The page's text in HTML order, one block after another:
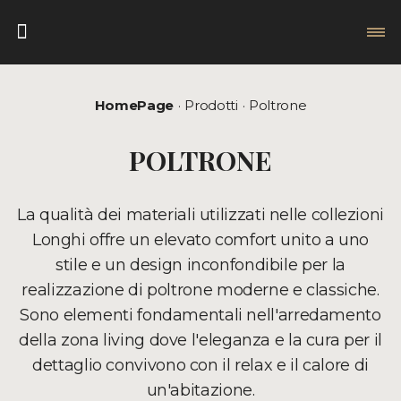
HomePage Prodotti Poltrone
POLTRONE
La qualità dei materiali utilizzati nelle collezioni
Longhi offre un elevato comfort unito a uno
stile e un design inconfondibile per la
realizzazione di poltrone moderne e classiche.
Sono elementi fondamentali nell'arredamento
della zona living dove l'eleganza e la cura per il
dettaglio convivono con il relax e il calore di
un'abitazione.